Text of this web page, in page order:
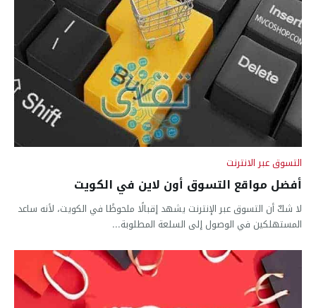
التسوق عبر الانترنت
أفضل مواقع التسوق أون لاين في الكويت
لا شكّ أن التسوق عبر الإنترنت يشهد إقبالًا ملحوظًا في الكويت، لأنه ساعد
المستهلكين في الوصول إلى السلعة المطلوبة...